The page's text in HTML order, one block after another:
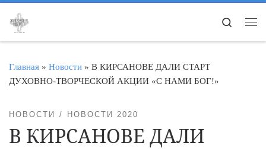
Перейти к содержимому
Search
Главная » Новости » В КИРСАНОВЕ ДАЛИ СТАРТ
ДУХОВНО-ТВОРЧЕСКОЙ АКЦИИ «С НАМИ БОГ!»
НОВОСТИ НОВОСТИ 2020
В КИРСАНОВЕ ДАЛИ